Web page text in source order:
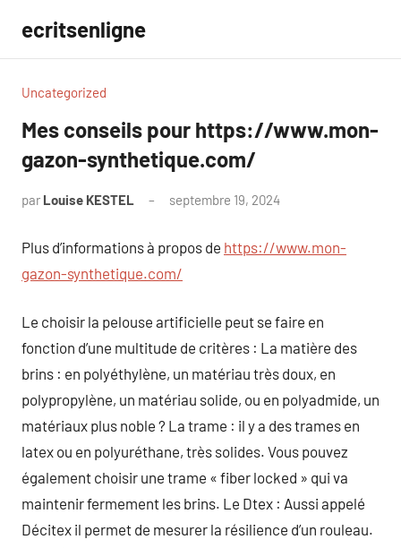
contenu
ecritsenligne
Uncategorized
Mes conseils pour https://www.mon-
gazon-synthetique.com/
par Louise KESTEL septembre 19, 2024
Plus d’informations à propos de https://www.mon-
gazon-synthetique.com/
Le choisir la pelouse artificielle peut se faire en
fonction d’une multitude de critères : La matière des
brins : en polyéthylène, un matériau très doux, en
polypropylène, un matériau solide, ou en polyadmide, un
matériaux plus noble ? La trame : il y a des trames en
latex ou en polyuréthane, très solides. Vous pouvez
également choisir une trame « fiber locked » qui va
maintenir fermement les brins. Le Dtex : Aussi appelé
Décitex il permet de mesurer la résilience d’un rouleau.